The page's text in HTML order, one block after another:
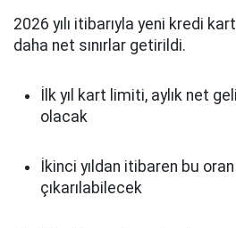
2026 yılı itibarıyla yeni kredi
daha net sınırlar getirildi.
İlk yıl kart limiti, aylık net
olacak
İkinci yıldan itibaren bu
çıkarılabilecek